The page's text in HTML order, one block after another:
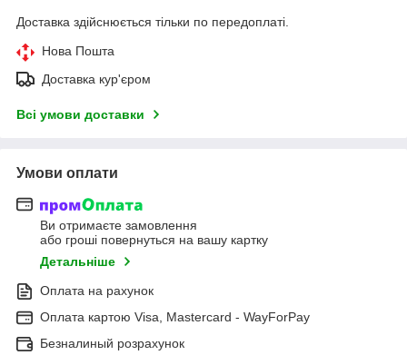
Доставка здійснюється тільки по передоплаті.
Нова Пошта
Доставка кур'єром
Всі умови доставки
Умови оплати
Ви отримаєте замовлення
або гроші повернуться на вашу картку
Детальніше
Оплата на рахунок
Оплата картою Visa, Mastercard - WayForPay
Безналиный розрахунок